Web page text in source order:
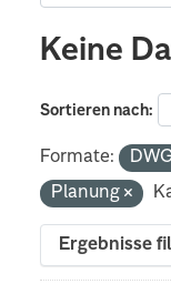
Keine
Sortieren nach
Formate:
Planung
Ergebnisse